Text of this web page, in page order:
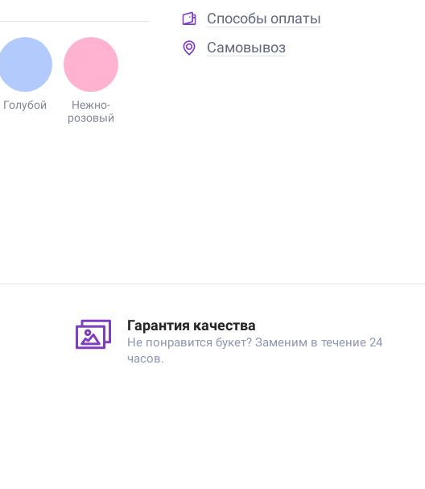
Голубой
Нежно-
розовый
Способы оплаты
Самовывоз
Гарантия качества
Не понравится букет? Заменим в течение 24
часов.